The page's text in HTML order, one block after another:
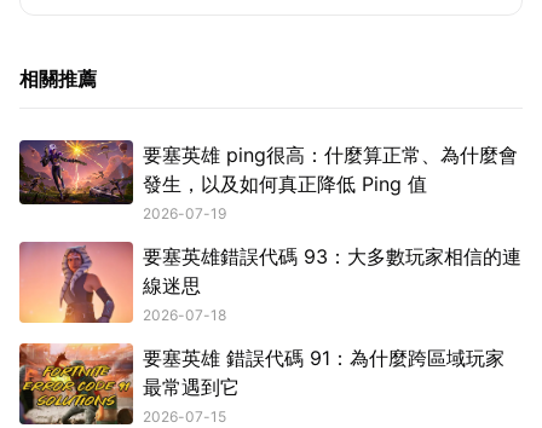
相關推薦
要塞英雄 ping很高：什麼算正常、為什麼會
發生，以及如何真正降低 Ping 值
2026-07-19
要塞英雄錯誤代碼 93：大多數玩家相信的連
線迷思
2026-07-18
要塞英雄 錯誤代碼 91：為什麼跨區域玩家
最常遇到它
2026-07-15